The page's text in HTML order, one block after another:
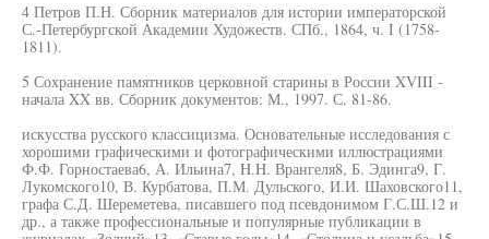
4 Петров П.Н. Сборник материалов для истории императорской
С.-Петербургской Академии Художеств. СПб., 1864, ч. I (1758-
1811).
5 Сохранение памятников церковной старины в России XVIII -
начала XX вв. Сборник документов: М., 1997. С. 81-86.
искусства русского классицизма. Основательные исследования с
хорошими графическими и фотографическими иллюстрациями
Ф.Ф. Горностаева6, А. Ильина7, H.H. Врангеля8, Б. Эдинга9, Г.
Лукомского10, В. Курбатова, П.М. Дульского, И.И. Шаховского11,
графа С.Д. Шереметева, писавшего под псевдонимом Г.С.Ш.12 и
др., а также профессиональные и популярные публикации в